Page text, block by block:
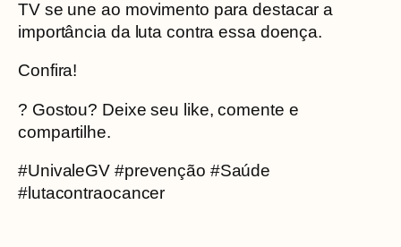
TV se une ao movimento para destacar a
importância da luta contra essa doença.
Confira!
? Gostou? Deixe seu like, comente e
compartilhe.
#UnivaleGV #prevenção #Saúde
#lutacontraocancer